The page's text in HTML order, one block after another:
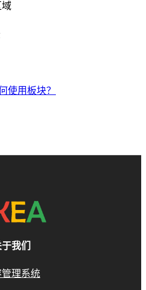
域
使用板块？
我们
管理系统